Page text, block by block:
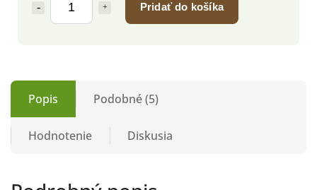
Pridať do košíka
Popis Podobné (5)
Hodnotenie Diskusia